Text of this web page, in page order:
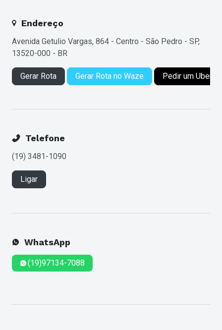
Endereço
Avenida Getulio Vargas, 864 - Centro - São Pedro - SP,
13520-000 - BR
Gerar Rota Gerar Rota no Waze Pedir um Uber
Telefone
(19) 3481-1090
Ligar
WhatsApp
(19)97134-7088